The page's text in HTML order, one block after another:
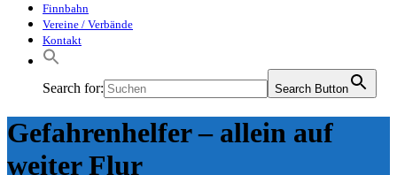
Finnbahn
Vereine / Verbände
Kontakt
Search for: Search Button
Gefahrenhelfer – allein auf
weiter Flur